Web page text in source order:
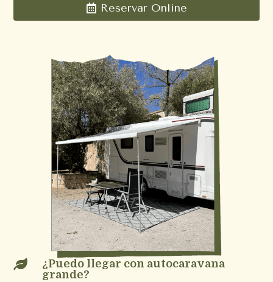
Reservar Online

¿Puedo llegar con autocaravana
grande?